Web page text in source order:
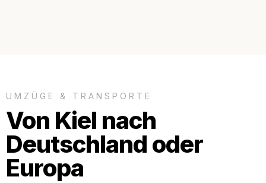
UMZÜGE & TRANSPORTE
Von Kiel nach
Deutschland oder
Europa